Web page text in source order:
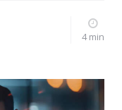
4 min